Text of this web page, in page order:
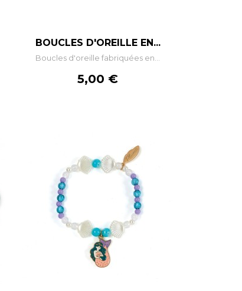
BOUCLES D'OREILLE EN...
Boucles d'oreille fabriquées en...
Prix
5,00 €
– +